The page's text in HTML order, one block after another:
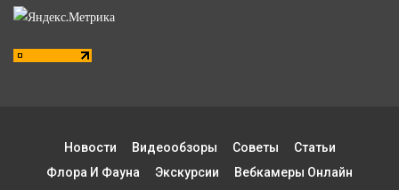
Новости Видеообзоры Советы
Статьи
Флора И Фауна
Экскурсии Вебкамеры Онлайн